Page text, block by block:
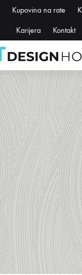
Kupovina na rate
Karijera Kontakt